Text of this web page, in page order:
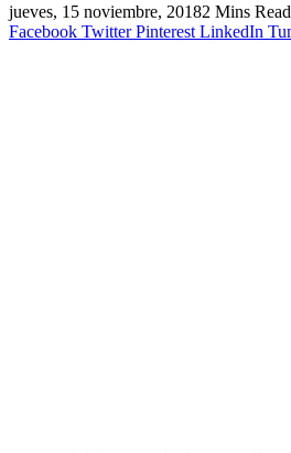
jueves, 15 noviembre, 20182 Mins Read
Facebook Twitter Pinterest LinkedIn